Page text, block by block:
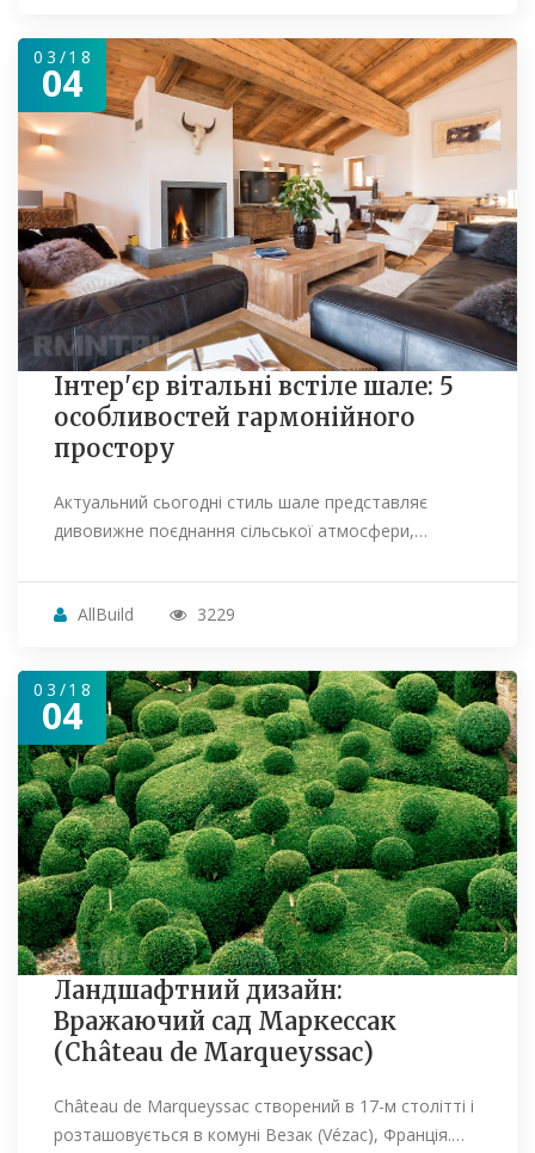
03/18
04
Інтер'єр вітальні встіле шале: 5
особливостей гармонійного
простору
Актуальний сьогодні стиль шале представляє
дивовижне поєднання сільської атмосфери,…
AllBuild 3229
03/18
04
Ландшафтний дизайн:
Вражаючий сад Маркессак
(Château de Marqueyssac)
Château de Marqueyssac створений в 17-м столітті і
розташовується в комуні Везак (Vézac), Франція.…